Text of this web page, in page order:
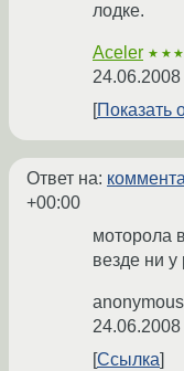
лодке.
Aceler
Показать
Ответ на:
+00:00
моторола
везде ни у
anonymous
Ссылка